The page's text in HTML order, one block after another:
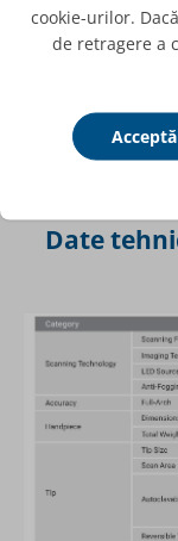
și îmbunătățirea
un tool de
costuri pentru
un suport de
Date
cookie-urilor.
de retragere a